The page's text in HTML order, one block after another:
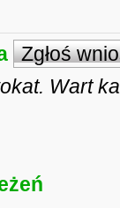
Zgłoś
Wart